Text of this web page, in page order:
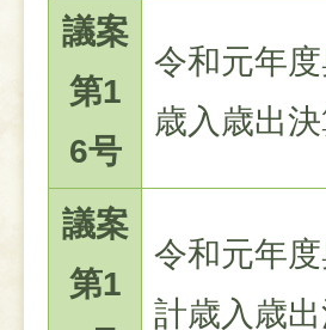
議案
第1
6号
令和元年
歳入歳出
議案
第1
令和元年
計歳入歳